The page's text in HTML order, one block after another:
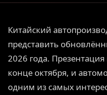
Китайский
представить
2026 года.
конце октября, и
одним из самых